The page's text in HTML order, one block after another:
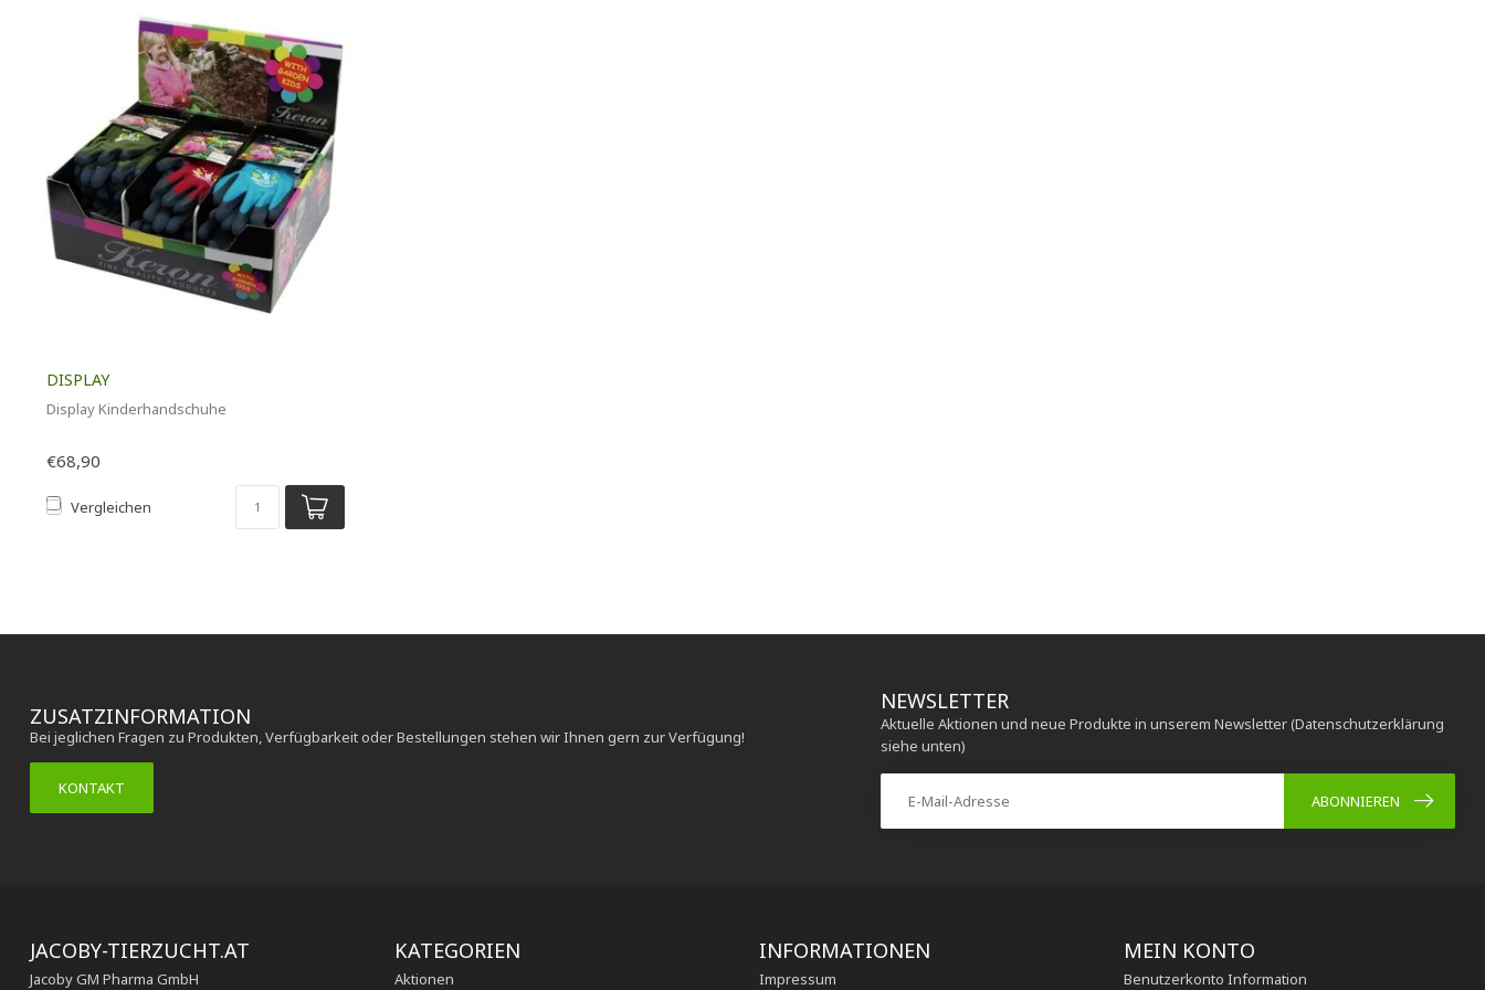
DISPLAY
Display Kinderhandschuhe
€68,90
Vergleichen
ZUSATZINFORMATION
Bei jeglichen Fragen zu Produkten, Verfügbarkeit oder Bestellungen stehen wir Ihnen gern zur Verfügung!
KONTAKT
NEWSLETTER
Aktuelle Aktionen und neue Produkte in unserem Newsletter (Datenschutzerklärung
siehe unten)
ABONNIEREN
JACOBY-TIERZUCHT.AT
Jacoby GM Pharma GmbH
KATEGORIEN
Aktionen
INFORMATIONEN
Impressum
MEIN KONTO
Benutzerkonto Information